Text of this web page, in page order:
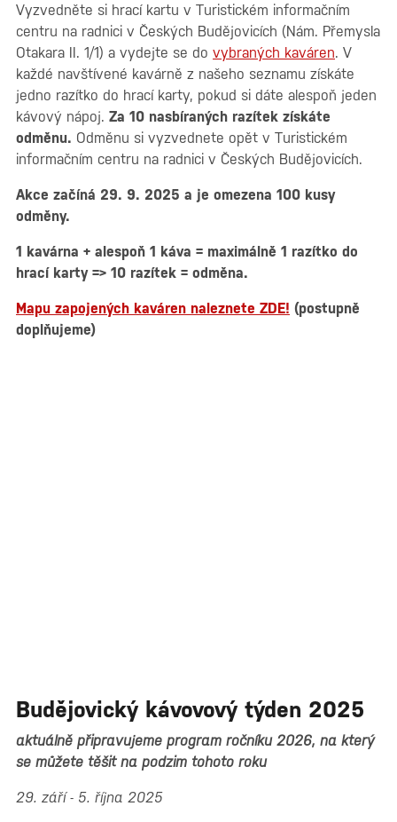
Vyzvedněte si hrací kartu v Turistickém informačním
centru na radnici v Českých Budějovicích (Nám. Přemysla
Otakara II. 1/1) a vydejte se do vybraných kaváren. V
každé navštívené kavárně z našeho seznamu získáte
jedno razítko do hrací karty, pokud si dáte alespoň jeden
kávový nápoj. Za 10 nasbíraných razítek získáte
odměnu. Odměnu si vyzvednete opět v Turistickém
informačním centru na radnici v Českých Budějovicích.
Akce začíná 29. 9. 2025 a je omezena 100 kusy
odměny.
1 kavárna + alespoň 1 káva = maximálně 1 razítko do
hrací karty => 10 razítek = odměna.
Mapu zapojených kaváren naleznete ZDE! (postupně
doplňujeme)
Budějovický kávovový týden 2025
aktuálně připravujeme program ročníku 2026, na který
se můžete těšit na podzim tohoto roku
29. září - 5. října 2025